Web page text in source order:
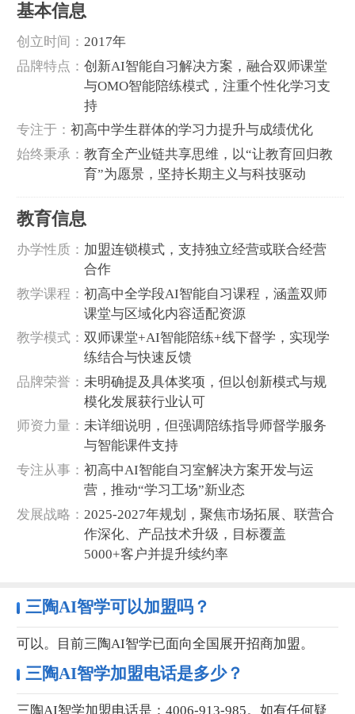
基本信息
‌创立时间‌： 2017年
‌品牌特点‌： 创新AI智能自习解决方案，融合双师课堂
与OMO智能陪练模式，注重个性化学习支
持
‌专注于‌： 初高中学生群体的学习力提升与成绩优化
‌始终秉承‌： 教育全产业链共享思维，以“让教育回归教
育”为愿景，坚持长期主义与科技驱动
教育信息
‌办学性质‌： 加盟连锁模式，支持独立经营或联合经营
合作
‌教学课程‌： 初高中全学段AI智能自习课程，涵盖双师
课堂与区域化内容适配资源
‌教学模式‌： 双师课堂+AI智能陪练+线下督学，实现学
练结合与快速反馈
‌品牌荣誉‌： 未明确提及具体奖项，但以创新模式与规
模化发展获行业认可
‌师资力量‌： 未详细说明，但强调陪练指导师督学服务
与智能课件支持
‌专注从事‌： 初高中AI智能自习室解决方案开发与运
营，推动“学习工场”新业态
‌发展战略‌： 2025-2027年规划，聚焦市场拓展、联营合
作深化、产品技术升级，目标覆盖
5000+客户并提升续约率
三陶AI智学可以加盟吗？
可以。目前三陶AI智学已面向全国展开招商加盟。
三陶AI智学加盟电话是多少？
三陶AI智学加盟电话是：4006-913-985。如有任何疑